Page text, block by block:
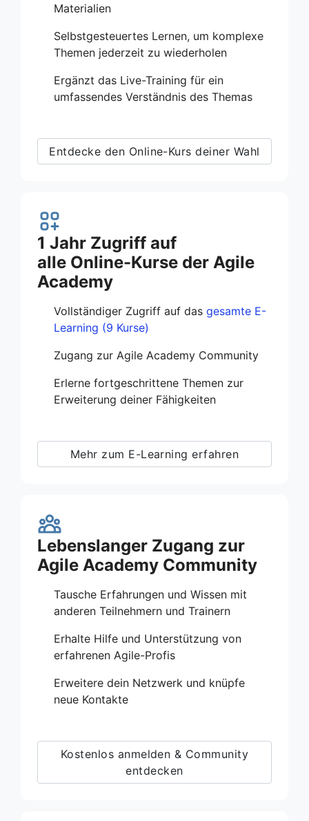
Materialien
Selbstgesteuertes Lernen, um komplexe
Themen jederzeit zu wiederholen
Ergänzt das Live-Training für ein
umfassendes Verständnis des Themas
Entdecke den Online-Kurs deiner Wahl
1 Jahr Zugriff auf
alle Online-Kurse der Agile
Academy
Vollständiger Zugriff auf das gesamte E-
Learning (9 Kurse)
Zugang zur Agile Academy Community
Erlerne fortgeschrittene Themen zur
Erweiterung deiner Fähigkeiten
Mehr zum E-Learning erfahren
Lebenslanger Zugang zur
Agile Academy Community
Tausche Erfahrungen und Wissen mit
anderen Teilnehmern und Trainern
Erhalte Hilfe und Unterstützung von
erfahrenen Agile-Profis
Erweitere dein Netzwerk und knüpfe
neue Kontakte
Kostenlos anmelden & Community
entdecken